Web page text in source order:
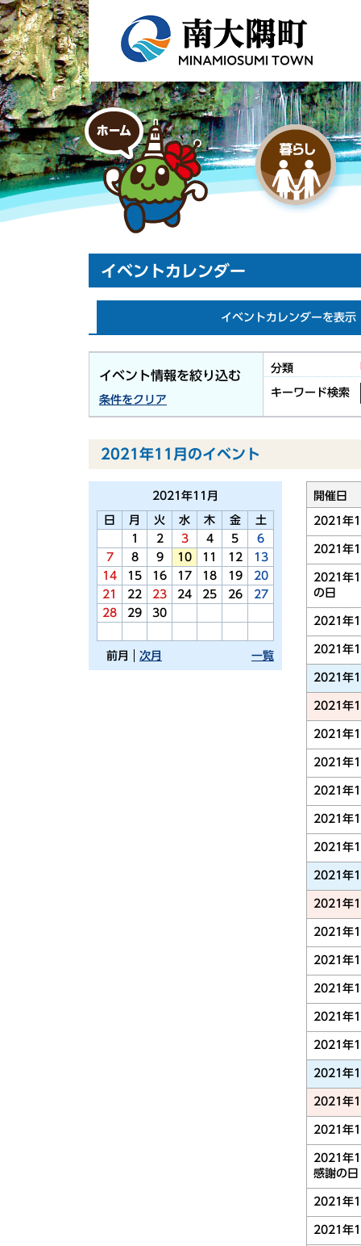
イベントカレンダー
イベントカレンダーを表示
イベント情報を絞り込む
条件をクリア
分類
キーワード検索
2021年11月のイベント
2021年11月
日 月 火 水 木 金
土
1
2 3 4 5
6
7
8 9 10 11 12
13
14
15 16 17 18 19
20
21
22 23 24 25 26
27
28
29 30
前月 一覧
次月
開催日
2021年
2021年
2021年
の日
2021年
2021年
2021年
2021年
2021年
2021年
2021年
2021年
2021年
2021年
2021年
2021年
2021年
2021年
2021年
2021年
2021年
2021年
2021年
2021年
感謝の日
2021年
2021年